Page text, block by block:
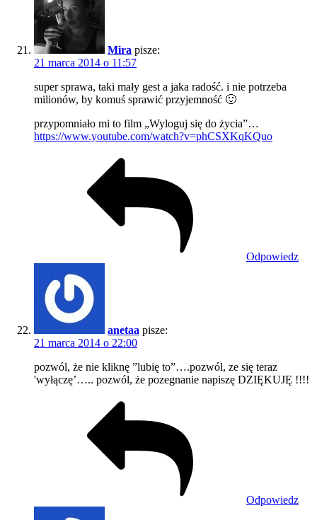
Mira pisze:
21 marca 2014 o 11:57
super sprawa, taki mały gest a jaka radość. i nie potrzeba
milionów, by komuś sprawić przyjemność 🙂
przypomniało mi to film „Wyloguj się do życia”…
https://www.youtube.com/watch?v=phCSXKqKQuo
Odpowiedz
anetaa pisze:
21 marca 2014 o 22:00
pozwól, że nie kliknę ”lubię to”….pozwól, ze się teraz
'wyłączę’….. pozwól, że pozegnanie napiszę DZIĘKUJĘ !!!!
Odpowiedz